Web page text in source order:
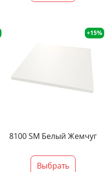
+15%
8100 SM Белый Жемчуг
Выбрать